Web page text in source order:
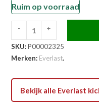
Ruim op voorraad
Everlast
Bokshandschoen
-
-
- +
SKU:P00002325
Merken: Everlast.
Bekijk alle Everlast